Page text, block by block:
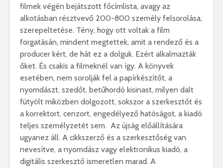
filmek végén bejátszott főcímlista, avagy az
alkotásban résztvevő 200-800 személy felsorolása,
szerepeltetése. Tény, hogy ott voltak a film
forgatásán, mindent megtettek, amit a rendező és a
producer kért, de hát ez a dolguk. Ezért alkalmazták
őket. És csakis a filmeknél van így. A könyvek
esetében, nem sorolják fel a papírkészítőt, a
nyomdászt, szedőt, betűhordó kisinast, milyen dalt
fütyölt miközben dolgozott, sokszor a szerkesztőt és
a korrektort, cenzort, engedélyező hatóságot, a kiadó
teljes személyzetét sem. Az újság előállítására
ugyanez áll. A cikkszerző és a szerkesztőség van
nevesítve, a nyomdász vagy elektronikus kiadó, a
digitális szerkesztő ismeretlen marad. A